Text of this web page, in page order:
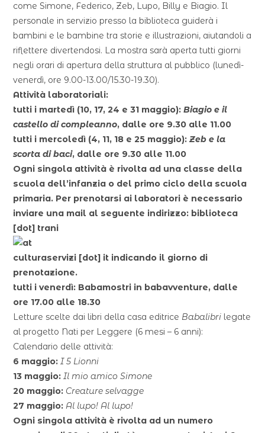
come Simone, Federico, Zeb, Lupo, Billy e Biagio. Il
personale in servizio presso la biblioteca guiderà i
bambini e le bambine tra storie e illustrazioni, aiutandoli a
riflettere divertendosi. La mostra sarà aperta tutti giorni
negli orari di apertura della struttura al pubblico (lunedì-
venerdì, ore 9.00-13.00/15.30-19.30).
Attività laboratoriali:
tutti i martedì (10, 17, 24 e 31 maggio):Biagio e il
castello di compleanno, dalle ore 9.30 alle 11.00
tutti i mercoledì (4, 11, 18 e 25 maggio):Zeb e la
scorta di baci, dalle ore 9.30 alle 11.00
Ogni singola attività è rivolta ad una classe della
scuola dell’infanzia o del primo ciclo della scuola
primaria. Per prenotarsi ai laboratori è necessario
inviare una mail al seguente indirizzo: biblioteca
[dot] trani
culturaservizi [dot] it indicando il giorno di
prenotazione.
tutti i venerdì: Babamostri in babavventure, dalle
ore 17.00 alle 18.30
Letture scelte dai libri della casa editrice Babalibri legate
al progetto Nati per Leggere (6 mesi – 6 anni):
Calendario delle attività:
6 maggio: I 5 Lionni
13 maggio: Il mio amico Simone
20 maggio: Creature selvagge
27 maggio: Al lupo! Al lupo!
Ogni singola attività è rivolta ad un numero